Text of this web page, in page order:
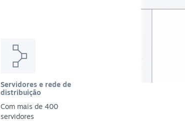
Servidores e rede de
distribuição
Com mais de 400
servidores